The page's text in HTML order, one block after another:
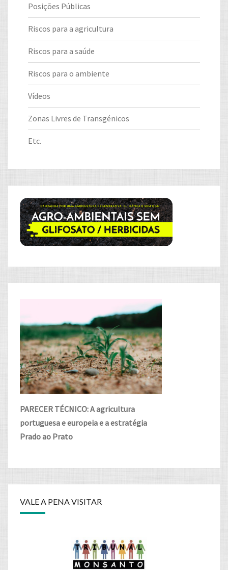
Posições Públicas
Riscos para a agricultura
Riscos para a saúde
Riscos para o ambiente
Vídeos
Zonas Livres de Transgénicos
Etc.
PARECER TÉCNICO: A agricultura
portuguesa e europeia e a estratégia
Prado ao Prato
VALE A PENA VISITAR